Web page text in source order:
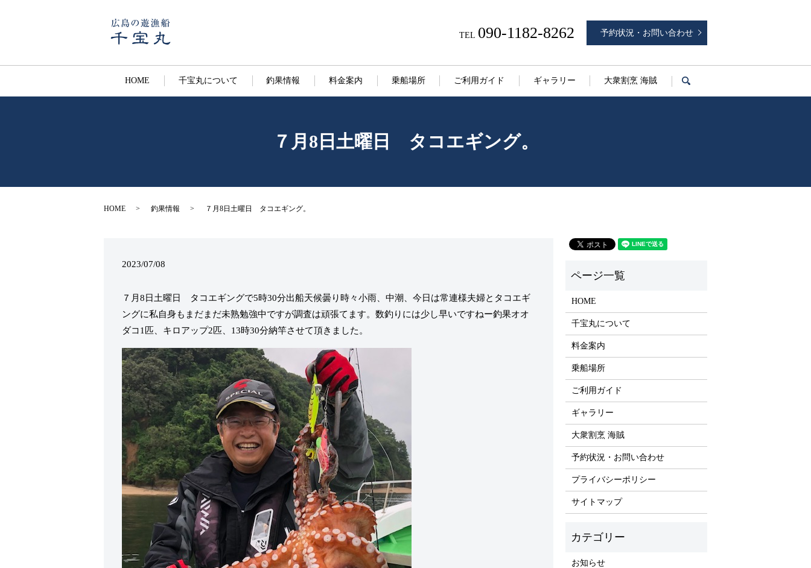
HOME 千宝丸について 釣果情報 料金案内 乗船場所 ご利用ガイド ギャラリー 大衆割烹 海賊 search
TEL 090-1182-8262 予約状況・お問い合わせ
７月8日土曜日 タコエギング。
HOME 釣果情報 ７月8日土曜日 タコエギング。
2023/07/08
７月8日土曜日 タコエギングで5時30分出船天候曇り時々小雨、中潮、今日は常連様夫婦とタコエギ
ングに私自身もまだまだ未熟勉強中ですが調査は頑張てます。数釣りには少し早いですねー釣果オオ
ダコ1匹、キロアップ2匹、13時30分納竿させて頂きました。
HOME
千宝丸について
料金案内
乗船場所
ご利用ガイド
ギャラリー
大衆割烹 海賊
予約状況・お問い合わせ
プライバシーポリシー
サイトマップ
お知らせ